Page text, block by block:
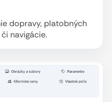
dopravy, platobných
navigácie.